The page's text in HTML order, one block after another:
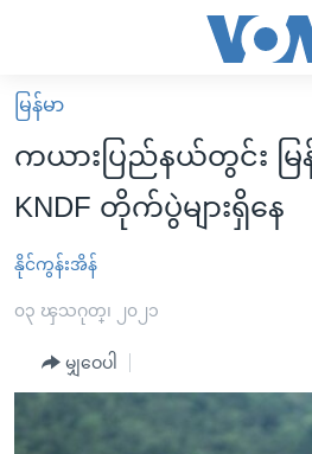
လွယ်ကူ
စေ
သည့်
များ
ပင်မ
ကျော်
ကြည့်
မူလစာမျက်နှာ
မြန်မာ
ကမ္ဘာ့သတင်းများ
နိုင်ငံတကာ
အစ္စရေး-ပါလက်စတိုင်း
ဗွီဒီယို
အင်္ဂလိပ်စာလေ့လာမယ်
အမေရိကန်သုံးအီဒီယံ
အပတ်စဉ်ကဏ္ဍများ
မြန်မာ
ကယားပြည်နယ်တွင်း မြ
KNDF တိုက်ပွဲများရှိနေ
နိုင်ကွန်းအိန်
၀၃ ၾသဂုတ္၊ ၂၀၂၁
မျှဝေပါ